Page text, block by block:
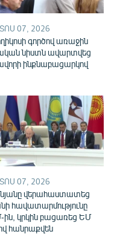
07, 2026
գործով առաջին
նիստն ավարտվեց
ինքնաբացարկով
07, 2026
վերահաստատեց
հավատարմությունը
կրկին բացառեց ԵՄ
հանրաքվեն